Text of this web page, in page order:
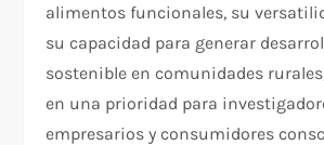
alimentos funcionales, su
su capacidad para generar
sostenible en comunidades
en una prioridad para
empresarios y consumidores